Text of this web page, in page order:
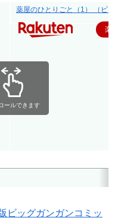
薬屋のひとりごと（1） （ビ
楽
ールできます
ビッグガンガンコミッ